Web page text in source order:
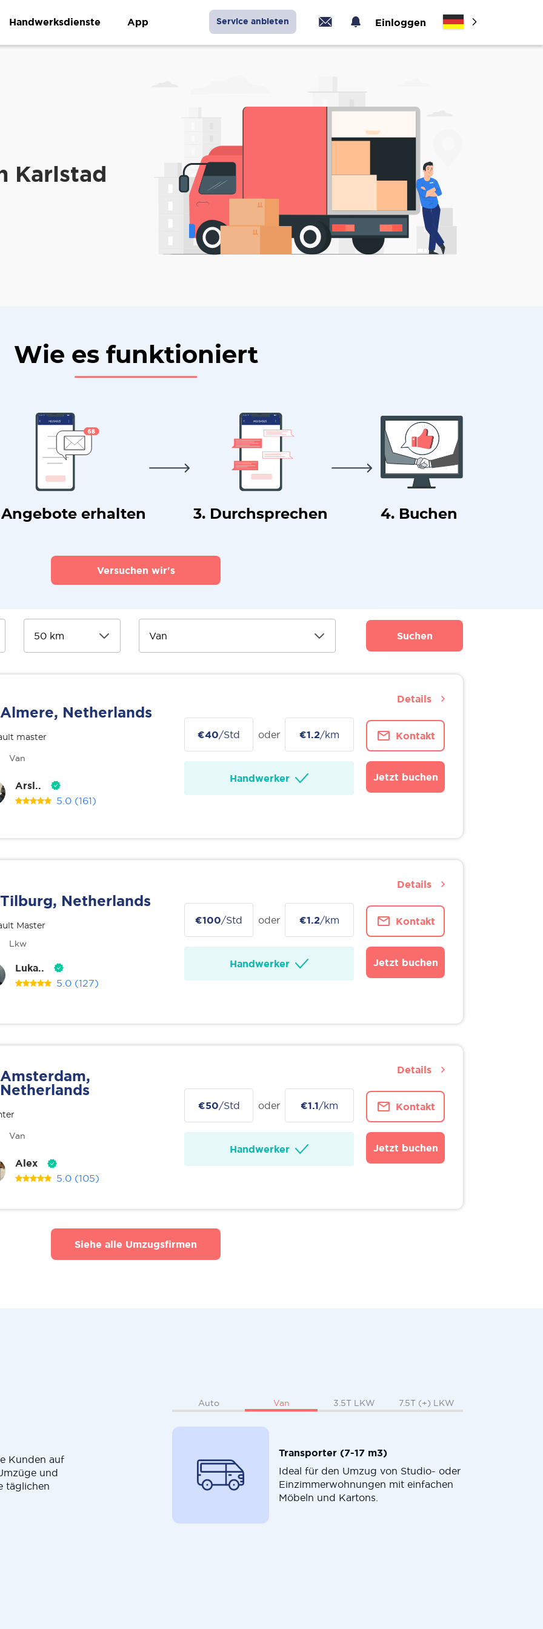
Handwerksdienste App Service anbieten Einloggen
Karlstad
Wie es funktioniert
Angebote erhalten 3. Durchsprechen 4. Buchen
Versuchen wir's
Suchen
Almere, Netherlands
master
Van
Arsl..
5.0 (161)
€40/Std oder €1.2/km
Handwerker
Kontakt
Jetzt buchen
Details
Tilburg, Netherlands
Master
Lkw
Luka..
5.0 (127)
€100/Std oder €1.2/km
Handwerker
Kontakt
Jetzt buchen
Details
Amsterdam,
Netherlands
Van
Alex
5.0 (105)
€50/Std oder €1.1/km
Handwerker
Kontakt
Jetzt buchen
Details
Siehe alle Umzugsfirmen
Kunden auf
und
täglichen
Auto Van 3.5T LKW 7.5T (+) LKW
Transporter (7-17 m3)
Ideal für den Umzug von Studio- oder
Einzimmerwohnungen mit einfachen
Möbeln und Kartons.